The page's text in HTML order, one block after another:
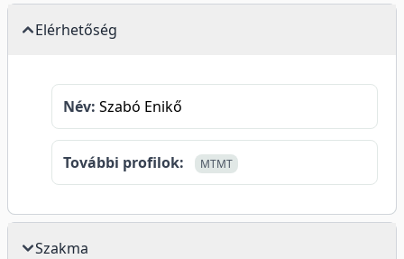
Elérhetőség
Név: Szabó Enikő
További profilok: MTMT
Szakma